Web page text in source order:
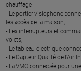
chauffage,
- Le portier visiophone
les accès de la maison,
- Les interrupteurs et
volets,
- Le tableau électrique
- Le Capteur Qualité de l’Air
- La VMC connectée pour